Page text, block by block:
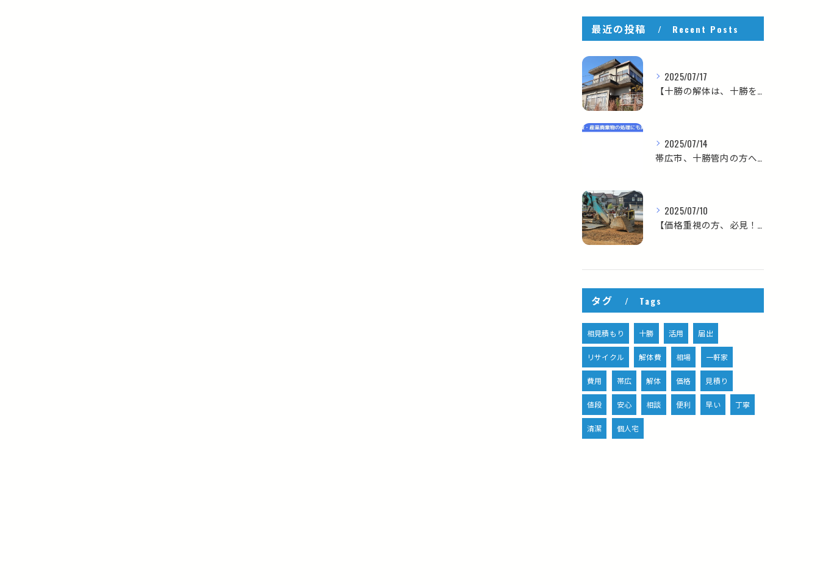
最近の投稿 Recent Posts
2025/07/17
【十勝の解体は、十勝を知る私たちにお任せください！】
2025/07/14
帯広市、十勝管内の方へ！！【急ぎの解体、大歓迎！スピード対応ならお任せください】
2025/07/10
【価格重視の方、必見！コスパにこだわる解体ならお任せください！】
タグ Tags
相見積もり 十勝 活用 届出
リサイクル 解体費 相場 一軒家
費用 帯広 解体 価格 見積り
値段 安心 相談 便利 早い 丁寧
清潔 個人宅